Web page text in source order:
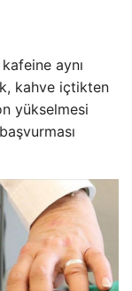
aynı
kahve içtikten
yükselmesi